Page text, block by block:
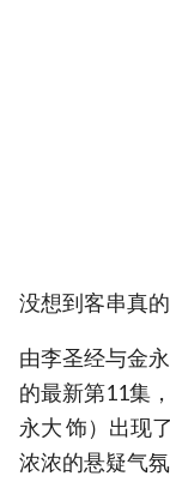
没想到客串真
由李圣经与金
的最新第11集
永大 饰）出现
浓浓的悬疑气氛